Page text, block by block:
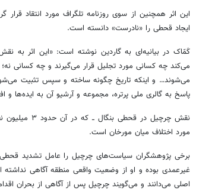
این اثر همچنین از سوی روزنامه تلگراف مورد انتقاد
ایجاد قحطی را «نادرست» دانسته است.
کَمّاک در بیانیه‌ای به گاردین نوشته است: «این اثر به
می‌کند چه کسانی مورد تجلیل قرار می‌گیرند و چه کسانی
می‌شوند… و اینکه تاریخ چگونه ساخته و سپس تثبیت
پاسخ به گالری ملی پرتره، مجموعه و آرشیو آن به ایده‌ها و
نقش چرچیل
مورد اختلاف میان مورخان است.
برخی پژوهشگران سیاست‌های چرچیل را عامل تشدید قحطی
غیرعمدی بوده و او از وضعیت واقعی منطقه آگاهی
اصلی می‌دانند و می‌گویند چرچیل پس از آگاهی از بحران